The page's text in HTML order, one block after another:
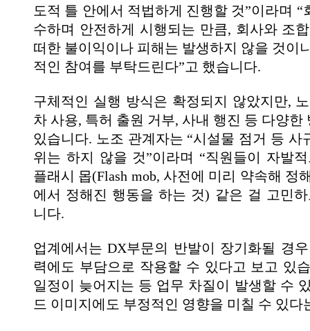
도적 틀 안에서 적법하게 진행할 것”이라며 “
수하며 안전하게 시행되는 만큼, 회사와 조
떠한 불이익이나 피해는 발생하지 않을 것이
적인 참여를 부탁드린다”고 했습니다.
구체적인 실행 방식은 확정되지 않았지만,
차 사용, 특허 출원 거부, 사내 행진 등 다양한
있습니다. 노조 관계자는 “시설물 점거 등 사
위는 하지 않을 것”이라며 “직원들이 자발
플래시 몹(Flash mob, 사전에 미리 약속해 정
에서 정해진 행동을 하는 것) 같은 걸 고민
니다.
업계에서는 DX부문의 반발이 장기화될 경
력에도 부담으로 작용할 수 있다고 보고 있
일정이 늦어지는 등 업무 차질이 발생할 수
드 이미지에도 부정적인 영향을 미칠 수 있다